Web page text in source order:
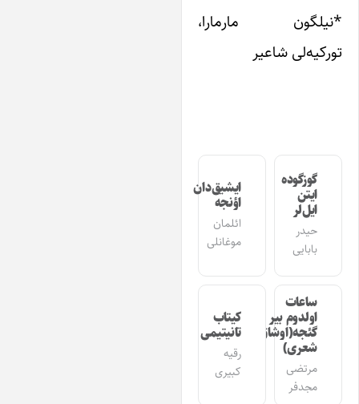
مارمارا،
شاعیر
گوزگوده
ایل‌لر
بابایی
ایشیق‌دان
اؤنجه
ائلمان
موغانلی
ساعات
اولدوم بیر
گئجه(اوشاق
شعری)
مرتضی
مجدفر
کیتاب
تانیتیمی
کبیری